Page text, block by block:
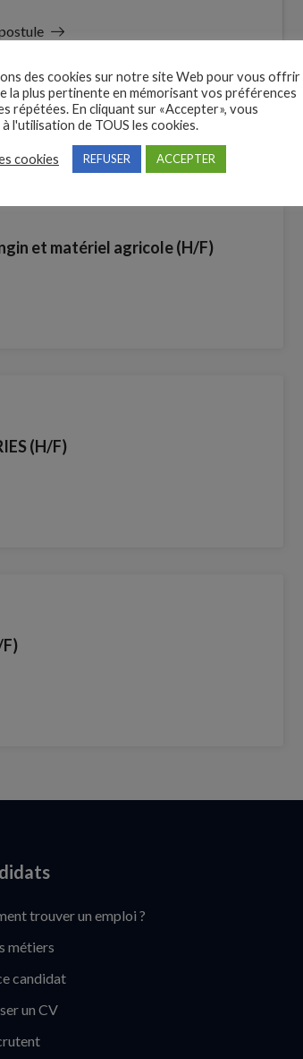
et matériel agricole (H/F)
(H/F)
trouver un emploi ?
métiers
candidat
un CV
des cookies sur notre site Web pour vous offrir
la plus pertinente en mémorisant vos préférences
répétées. En cliquant sur «Accepter», vous
l'utilisation de TOUS les cookies.
cookies REFUSER ACCEPTER